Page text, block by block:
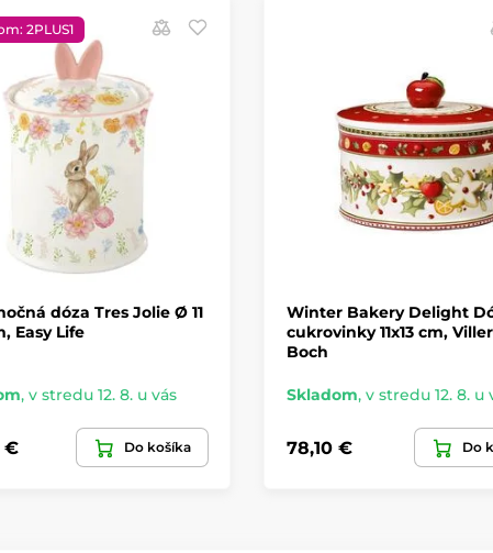
2PLUS1
dóza Tres Jolie Ø 11
Easy Life
, v stredu 12. 8. u vás
€ Do košíka
Winter Bakery Delight
cukrovinky 11x13 cm,
Boch
Skladom, v stredu 12. 8. u
78,10 € Do